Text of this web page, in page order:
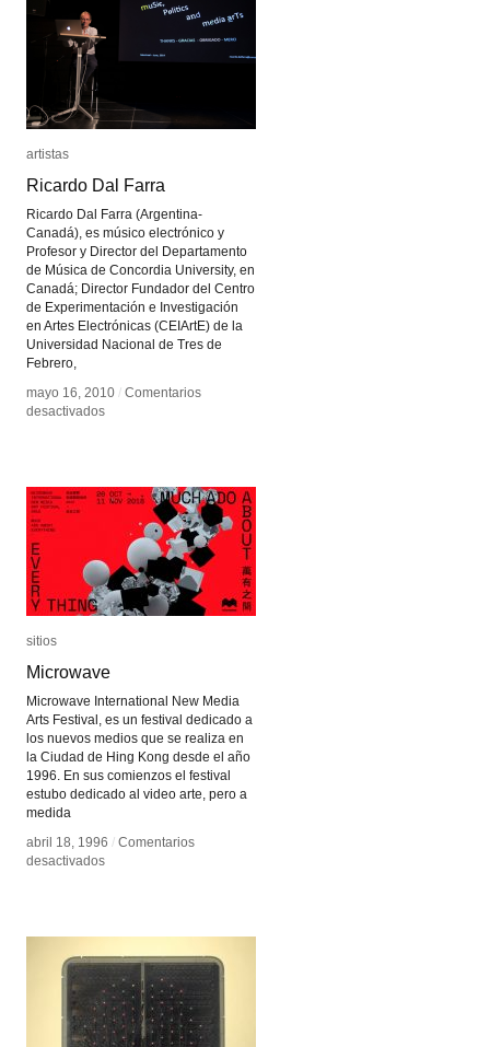
artistas
Ricardo Dal Farra
Ricardo Dal Farra (Argentina-
Canadá), es músico electrónico y
Profesor y Director del Departamento
de Música de Concordia University, en
Canadá; Director Fundador del Centro
de Experimentación e Investigación
en Artes Electrónicas (CEIArtE) de la
Universidad Nacional de Tres de
Febrero,
mayo 16, 2010 / Comentarios
desactivadosen
artistas
Ricardo Dal Farra
mayo 16, 2010 / Comentarios
desactivadosen
sitios
Microwave
Microwave International New Media
Arts Festival, es un festival dedicado a
los nuevos medios que se realiza en
la Ciudad de Hing Kong desde el año
1996. En sus comienzos el festival
estubo dedicado al video arte, pero a
medida
abril 18, 1996 / Comentarios
desactivadosen
sitios
Microwave
abril 18, 1996 / Comentarios
desactivadosen